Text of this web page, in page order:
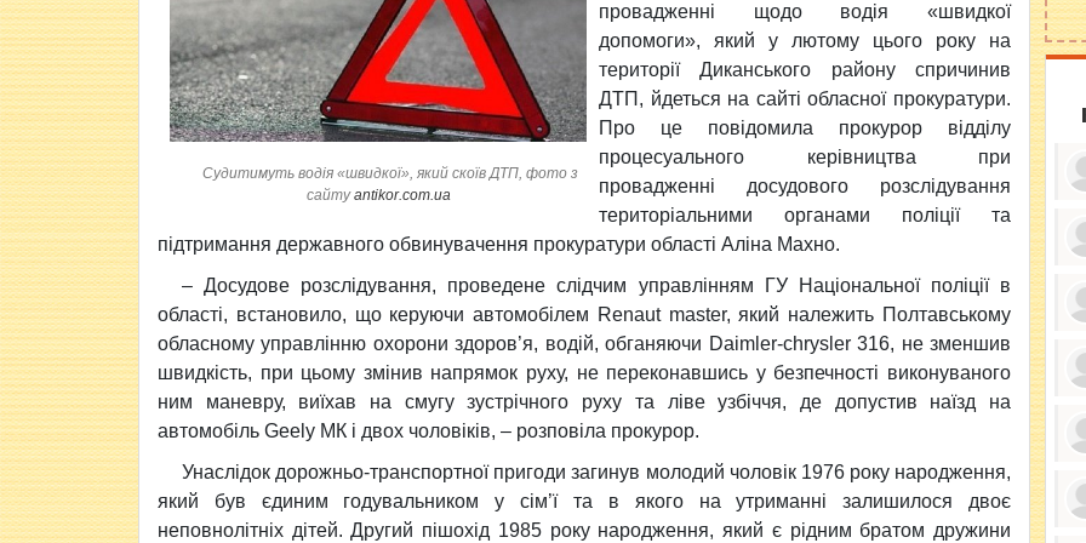
Судитимуть водія «швидкої», який скоїв ДТП, фото з
сайтуantikor.com.ua
провадженні щодо водія «швидкої
допомоги», який у лютому цього року на
території Диканського району спричинив
ДТП, йдеться на сайті обласної прокуратури.
Про це повідомила прокурор відділу
процесуального керівництва при
провадженні досудового розслідування
територіальними органами поліції та
підтримання державного обвинувачення прокуратури області Аліна Махно.
– Досудове розслідування, проведене слідчим управлінням ГУ Національної поліції в
області, встановило, що керуючи автомобілем Renaut master, який належить Полтавському
обласному управлінню охорони здоров’я, водій, обганяючи Daimler-chrysler 316, не зменшив
швидкість, при цьому змінив напрямок руху, не переконавшись у безпечності виконуваного
ним маневру, виїхав на смугу зустрічного руху та ліве узбіччя, де допустив наїзд на
автомобіль Geely МК і двох чоловіків, – розповіла прокурор.
Унаслідок дорожньо-транспортної пригоди загинув молодий чоловік 1976 року народження,
який був єдиним годувальником у сім’ї та в якого на утриманні залишилося двоє
неповнолітніх дітей. Другий пішохід 1985 року народження, який є рідним братом дружини